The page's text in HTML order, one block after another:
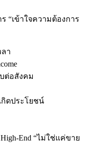
ร “เข้าใจความต้องการ
า
ต่อสังคม
กิดประโยชน์
End “ไม่ใช่แค่ขาย